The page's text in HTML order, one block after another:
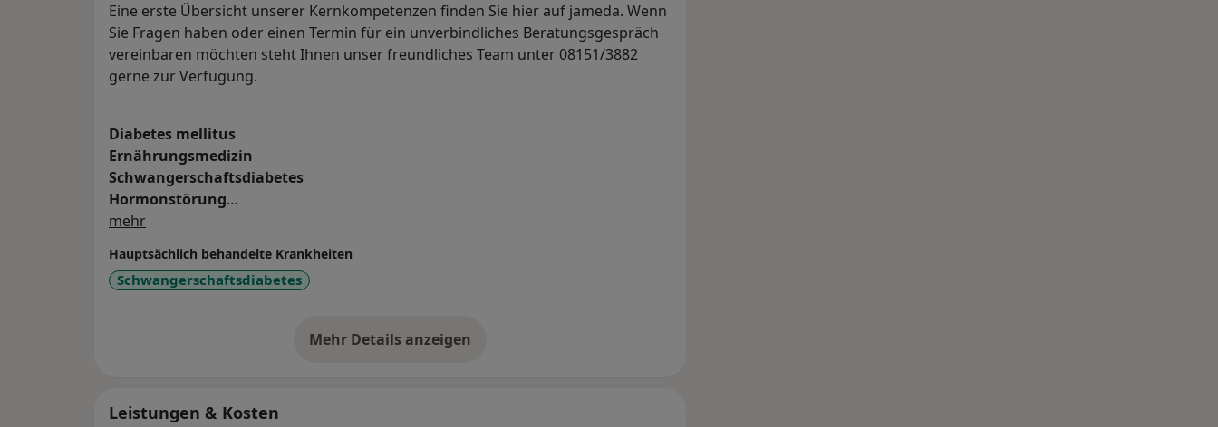
Eine erste Übersicht unserer Kernkompetenzen finden Sie hier auf jameda. Wenn
Sie Fragen haben oder einen Termin für ein unverbindliches Beratungsgespräch
vereinbaren möchten steht Ihnen unser freundliches Team unter 08151/3882
gerne zur Verfügung.
Diabetes mellitus
Ernährungsmedizin
Schwangerschaftsdiabetes
Hormonstörung
Schilddrüsendiagnostik
mehrÜber mich
Hauptsächlich behandelte Krankheiten
Schwangerschaftsdiabetes
Mehr Details anzeigen
über Erfahrungen
Leistungen & Kosten